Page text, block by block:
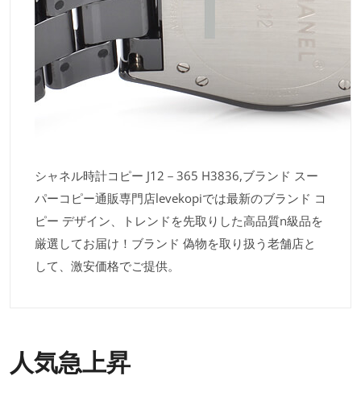
シャネル時計コピー J12－365 H3836,ブランド スー
パーコピー通販専門店levekopiでは最新のブランド コ
ピー デザイン、トレンドを先取りした高品質n級品を
厳選してお届け！ブランド 偽物を取り扱う老舗店と
して、激安価格でご提供。
人気急上昇